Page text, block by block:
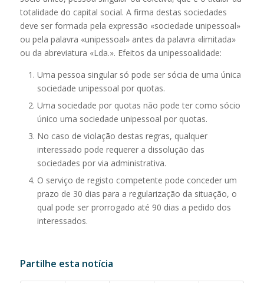
totalidade do capital social. A firma destas sociedades
deve ser formada pela expressão «sociedade unipessoal»
ou pela palavra «unipessoal» antes da palavra «limitada»
ou da abreviatura «Lda.». Efeitos da unipessoalidade:
Uma pessoa singular só pode ser sócia de uma única
sociedade unipessoal por quotas.
Uma sociedade por quotas não pode ter como sócio
único uma sociedade unipessoal por quotas.
No caso de violação destas regras, qualquer
interessado pode requerer a dissolução das
sociedades por via administrativa.
O serviço de registo competente pode conceder um
prazo de 30 dias para a regularização da situação, o
qual pode ser prorrogado até 90 dias a pedido dos
interessados.
Partilhe esta notícia